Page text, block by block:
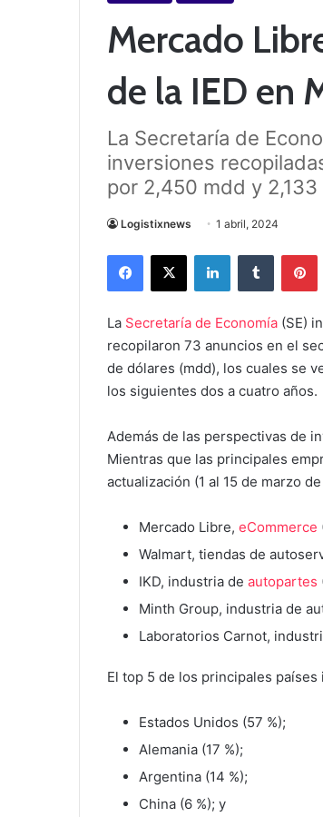
Mercado
de la IED en
La Secretaría de
inversiones
por 2,450 mdd y
Logistixnews 1 abril, 2024
La Secretaría de Economía (SE)
recopilaron 73 anuncios en el
de dólares (mdd), los cuales se
los siguientes dos a cuatro años.
Además de las perspectivas de
Mientras que las principales
actualización (1 al 15 de marzo
Mercado Libre, eCommerce
Walmart, tiendas de
IKD, industria de autopartes
Minth Group, industria de
Laboratorios Carnot,
El top 5 de los principales
Estados Unidos (57 %);
Alemania (17 %);
Argentina (14 %);
China (6 %); y